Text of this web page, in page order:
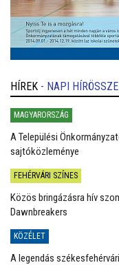
HÍREK - NAPI
MAGYARORSZÁG
A Települési
sajtóközleménye
FEHÉRVÁRI SZÍNES
Közös bringázásra hív
Dawnbreakers
KÖZÉLET
A legendás